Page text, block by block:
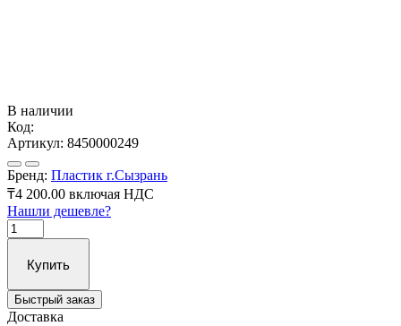
В наличии
Код:
Артикул: 8450000249
Бренд: Пластик г.Сызрань
₸4 200.00 включая НДС
Нашли дешевле?
Купить
Быстрый заказ
Доставка